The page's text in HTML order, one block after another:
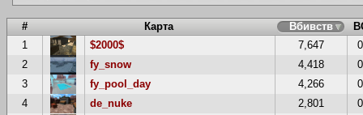
# Карта Вбивств
1
$2000$ 7,647
0
2
fy_snow 4,418
0
3
fy_pool_day 4,266
0
4
de_nuke 2,801
0